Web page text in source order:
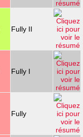
Fully II
Fully I
Fully